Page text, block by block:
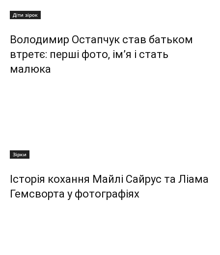
Діти зірок
Володимир Остапчук став батьком
втретє: перші фото, ім’я і стать
малюка
Зірки
Історія кохання Майлі Сайрус та Ліама
Гемсворта у фотографіях